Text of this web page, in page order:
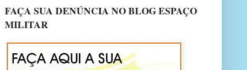
FAÇA SUA DENÚNCIA NO BLOG ESPAÇO
MILITAR